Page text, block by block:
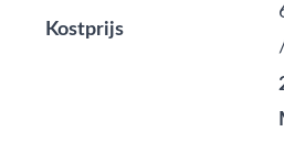
Kostprijs